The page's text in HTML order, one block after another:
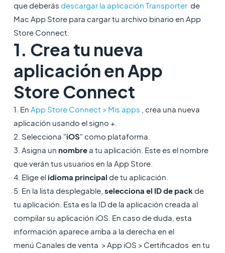
que deberás descargar la aplicación Transporterde
Mac App Store para cargar tu archivo binario en App
Store Connect.
1. Crea tu nueva
aplicación en App
Store Connect
1. En App Store Connect > Mis apps , crea una nueva
aplicación usando el signo +.
2. Selecciona "iOS" como plataforma.
3. Asigna un nombrea tu aplicación. Este es el nombre
que verán tus usuarios en la App Store.
4. Elige el idioma principal de tu aplicación.
5. En la lista desplegable, selecciona el ID de pack de
tu aplicación. Esta es la ID de la aplicación creada al
compilar su aplicación iOS. En caso de duda, esta
información aparece arriba a la derecha en el
menú Canales de venta > App iOS > Certificados en tu